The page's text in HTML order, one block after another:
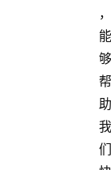
，
能
够
帮
助
我
们